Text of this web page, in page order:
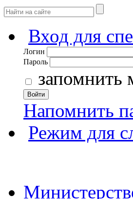
Вход для
Логин
Пароль
запомнить
Войти
Напомнить
Режим для